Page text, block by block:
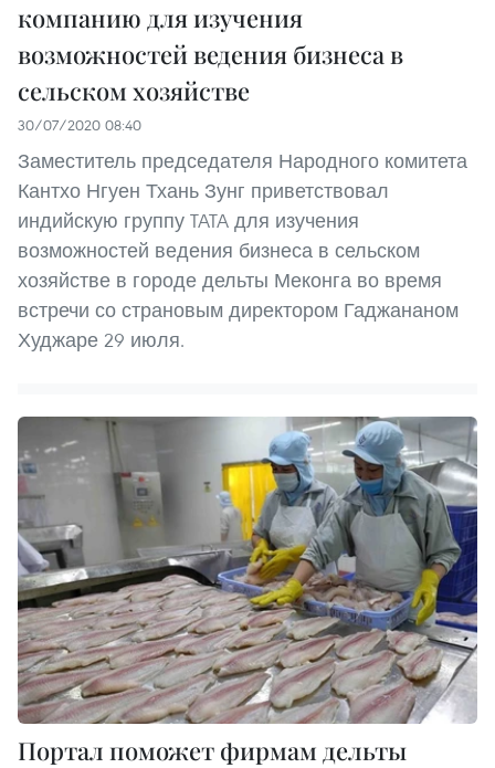
компанию для изучения
возможностей ведения бизнеса в
сельском хозяйстве
30/07/2020 08:40
Заместитель председателя Народного комитета
Кантхо Нгуен Тхань Зунг приветствовал
индийскую группу TATA для изучения
возможностей ведения бизнеса в сельском
хозяйстве в городе дельты Меконга во время
встречи со страновым директором Гаджананом
Худжаре 29 июля.
Портал поможет фирмам дельты